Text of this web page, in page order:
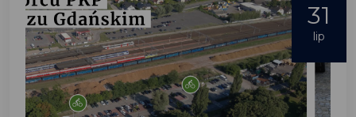
31
lip